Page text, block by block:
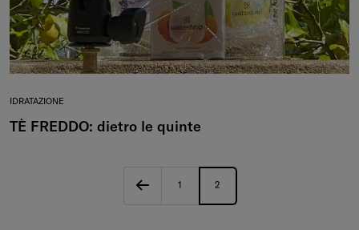
IDRATAZIONE
TÈ FREDDO: dietro le quinte
1 2